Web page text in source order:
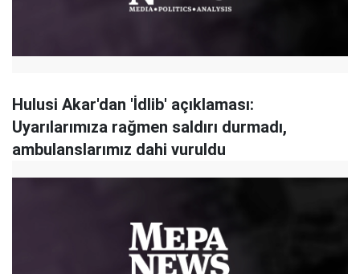
Hulusi Akar'dan 'İdlib' açıklaması:
Uyarılarımıza rağmen saldırı durmadı,
ambulanslarımız dahi vuruldu